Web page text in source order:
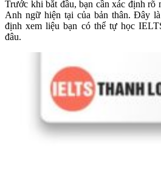
Trước khi bắt đầu, bạn cần xác định rõ
Anh ngữ hiện tại của bản thân. Đây
định xem liệu bạn có thể tự học
đâu.